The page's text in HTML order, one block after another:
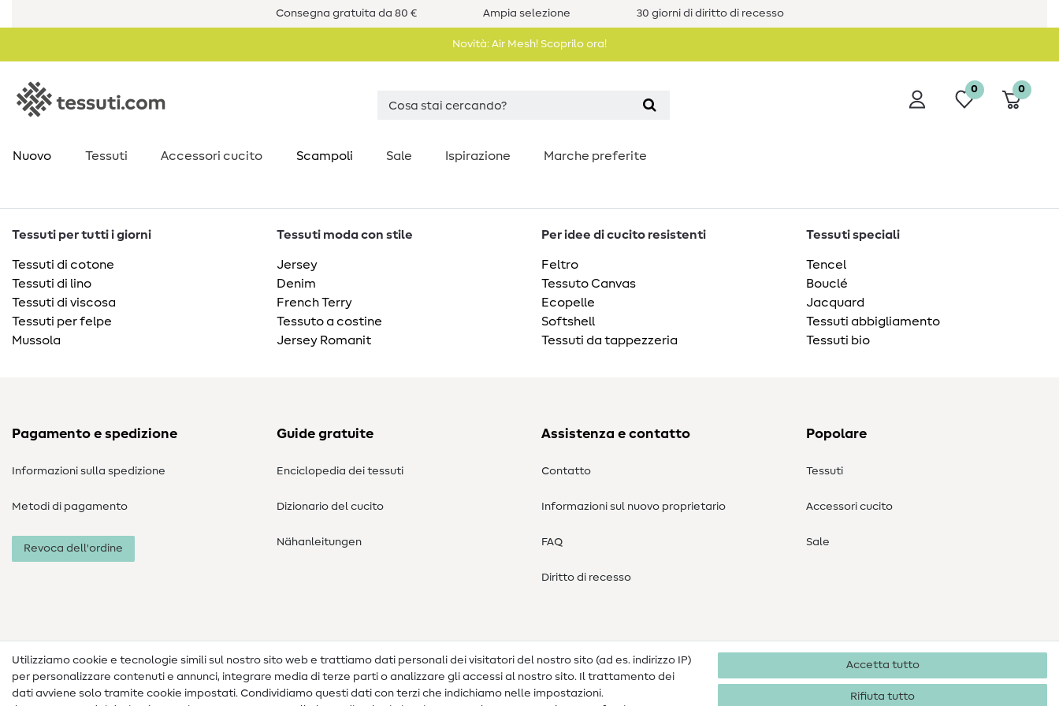
Consegna gratuita da 80 € Ampia selezione 30 giorni di diritto di recesso
Novità: Air Mesh! Scoprilo ora!
0 0
Nuovo Tessuti Accessori cucito Scampoli Sale Ispirazione Marche preferite
Tessuti per tutti i giorni
Tessuti di cotone
Tessuti di lino
Tessuti di viscosa
Tessuti per felpe
Mussola
Tessuti moda con stile
Jersey
Denim
French Terry
Tessuto a costine
Jersey Romanit
Per idee di cucito resistenti
Feltro
Tessuto Canvas
Ecopelle
Softshell
Tessuti da tappezzeria
Tessuti speciali
Tencel
Bouclé
Jacquard
Tessuti abbigliamento
Tessuti bio
Pagamento e spedizione
Informazioni sulla spedizione
Metodi di pagamento
Revoca dell'ordine
Guide gratuite
Enciclopedia dei tessuti
Dizionario del cucito
Nähanleitungen
Assistenza e contatto
Contatto
Informazioni sul nuovo proprietario
FAQ
Diritto di recesso
Popolare
Tessuti
Accessori cucito
Sale
Utilizziamo cookie e tecnologie simili sul nostro sito web e trattiamo dati personali dei visitatori del nostro sito (ad es. indirizzo IP)
per personalizzare contenuti e annunci, integrare media di terze parti o analizzare gli accessi al nostro sito. Il trattamento dei
dati avviene solo tramite cookie impostati. Condividiamo questi dati con terzi che indichiamo nelle impostazioni.
Accetta tutto
Rifiuta tutto
Informazioni legali Privacy Condizioni generali